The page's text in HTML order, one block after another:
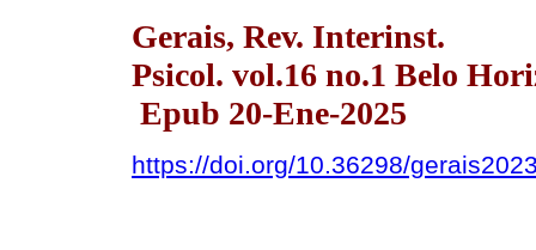
Gerais, Rev. Interinst.
Psicol. vol.16 no.1 Belo
Epub 20-Ene-2025
https://doi.org/10.36298/